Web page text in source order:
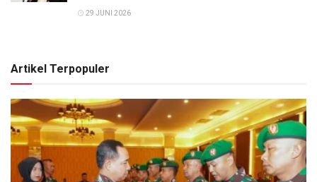
29 JUNI 2026
Artikel Terpopuler